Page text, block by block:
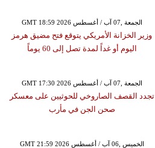
GMT 18:59 2026 الجمعة ,07 آب / أغسطس
وزير الخزانة الأمريكي يتوقع فتح مضيق هرمز
اليوم أو غداً لمدة تصل إلى 60 يوماً
GMT 17:30 2026 الجمعة ,07 آب / أغسطس
تجدد القصف الصاروخي للحوثيين على معسكر
صحن الجن في مأرب
GMT 21:59 2026 الخميس ,06 آب / أغسطس